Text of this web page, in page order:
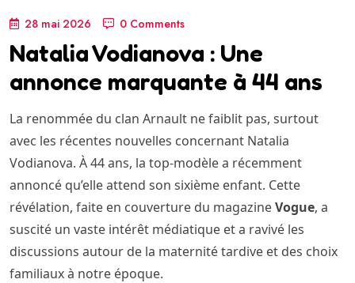
28 mai 2026 0 Comments
Natalia Vodianova : Une
annonce marquante à 44 ans
La renommée du clan Arnault ne faiblit pas, surtout
avec les récentes nouvelles concernant Natalia
Vodianova. À 44 ans, la top-modèle a récemment
annoncé qu’elle attend son sixième enfant. Cette
révélation, faite en couverture du magazineVogue, a
suscité un vaste intérêt médiatique et a ravivé les
discussions autour de la maternité tardive et des choix
familiaux à notre époque.